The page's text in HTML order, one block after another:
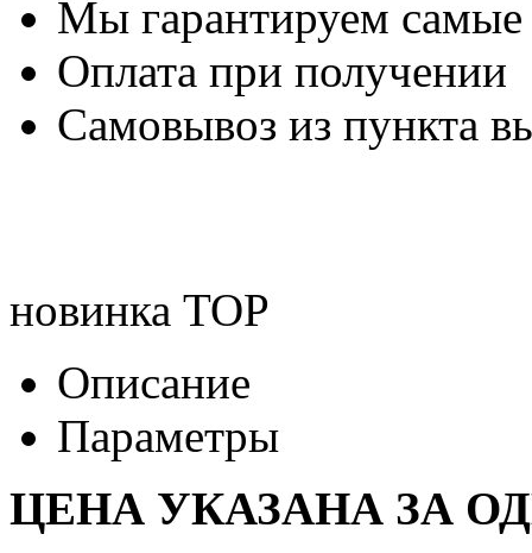
Мы гарантируем
Оплата при получении
Самовывоз из пункта
новинка TOP
Описание
Параметры
ЦЕНА УКАЗАНА ЗА